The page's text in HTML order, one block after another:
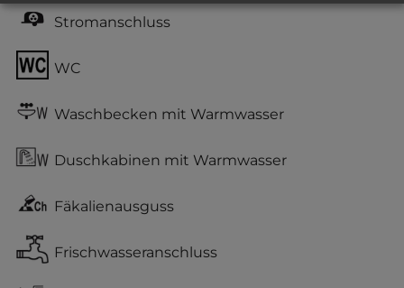
Stromanschluss
WC
Waschbecken mit Warmwasser
Duschkabinen mit Warmwasser
Fäkalienausguss
Frischwasseranschluss